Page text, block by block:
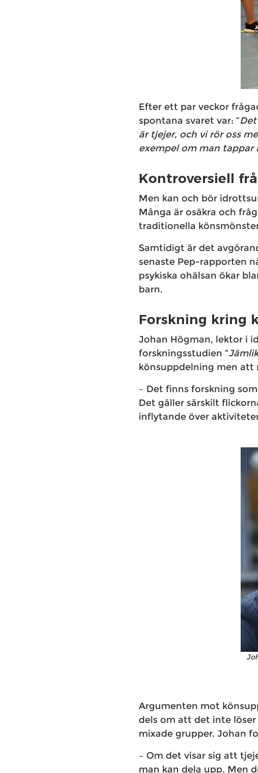
Efter ett par veckor
spontana svaret var: ”
är tjejer, och vi rör oss
exempel om man tappar
Kontroversiell
Men kan och bör
Många är osäkra och
traditionella
Samtidigt är det
senaste Pep-rapporten
psykiska ohälsan ökar
barn.
Forskning kring
Johan Högman, lektor i
forskningsstudien “
könsuppdelning men att
– Det finns forskning
Det gäller särskilt
inflytande över
Argumenten mot
dels om att det inte
mixade grupper. Johan
– Om det visar sig att
man kan dela upp. Men